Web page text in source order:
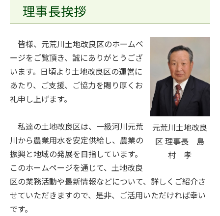
理事長挨拶
元荒川土地改良
区 理事長 島
村 孝
皆様、元荒川土地改良区のホームペ
ージをご覧頂き、誠にありがとうござ
います。日頃より土地改良区の運営に
あたり、ご支援、ご協力を賜り厚くお
礼申し上げます。
私達の土地改良区は、一級河川元荒
川から農業用水を安定供給し、農業の
振興と地域の発展を目指しています。
このホームページを通じて、土地改良
区の業務活動や最新情報などについて、詳しくご紹介さ
せていただきますので、是非、ご活用いただければ幸い
です。